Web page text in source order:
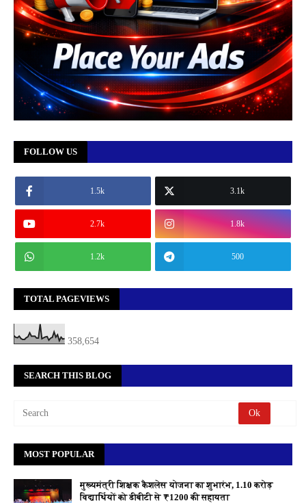
FOLLOW US
1.5k 3.1k
2.7k 1.8k
1.2k 500
TOTAL PAGEVIEWS
358,654
SEARCH THIS BLOG
MOST POPULAR
मुख्यमंत्री शिक्षक कैशलेस योजना का शुभारंभ, 1.10 करोड़
विद्यार्थियों को डीबीटी से ₹1200 की सहायता